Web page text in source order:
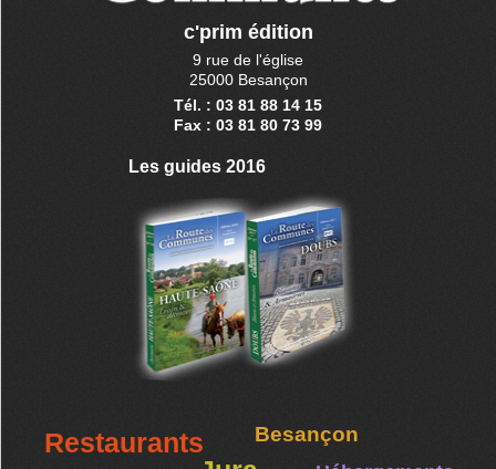
c'prim édition
9 rue de l'église
25000 Besançon
Tél. : 03 81 88 14 15
Fax : 03 81 80 73 99
Les guides 2016
Restaurants Besançon